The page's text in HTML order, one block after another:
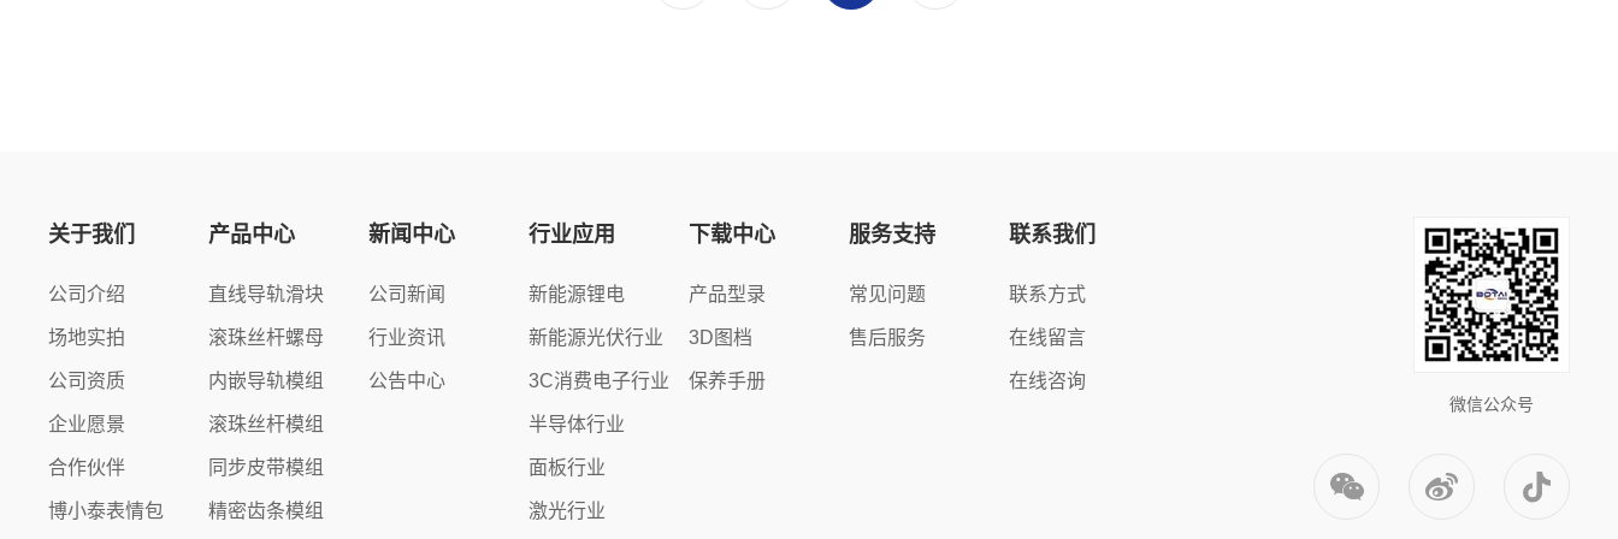
关于我们
公司介绍
场地实拍
公司资质
企业愿景
合作伙伴
博小泰表情包
产品中心
直线导轨滑块
滚珠丝杆螺母
内嵌导轨模组
滚珠丝杆模组
同步皮带模组
精密齿条模组
新闻中心
公司新闻
行业资讯
公告中心
行业应用
新能源锂电
新能源光伏行业
3C消费电子行业
半导体行业
面板行业
激光行业
下载中心
产品型录
3D图档
保养手册
服务支持
常见问题
售后服务
联系我们
联系方式
在线留言
在线咨询
微信公众号